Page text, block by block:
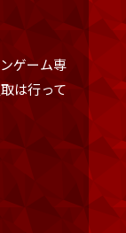
ゲーム専
は行って